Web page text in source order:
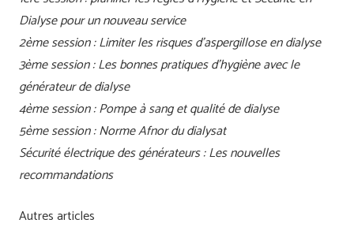
Dialyse pour un nouveau service
2ème session : Limiter les risques d’aspergillose en dialyse
3ème session : Les bonnes pratiques d’hygiène avec le
générateur de dialyse
4ème session : Pompe à sang et qualité de dialyse
5ème session : Norme Afnor du dialysat
Sécurité électrique des générateurs : Les nouvelles
recommandations
Autres articles